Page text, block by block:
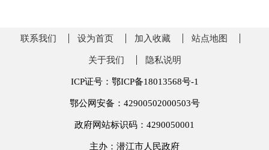
联系我们 设为首页 加入收藏 站点地图
关于我们 隐私说明
ICP证号：鄂ICP备18013568号-1
鄂公网安备：42900502000503号
政府网站标识码：4290050001
主办：潜江市人民政府